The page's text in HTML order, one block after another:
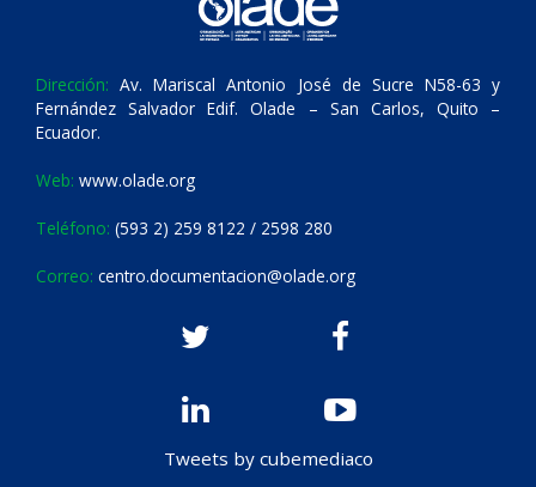
Dirección: Av. Mariscal Antonio José de Sucre N58-63 y
Fernández Salvador Edif. Olade – San Carlos, Quito –
Ecuador.
Web: www.olade.org
Teléfono: (593 2) 259 8122 / 2598 280
Correo: centro.documentacion@olade.org
Tweets by cubemediaco